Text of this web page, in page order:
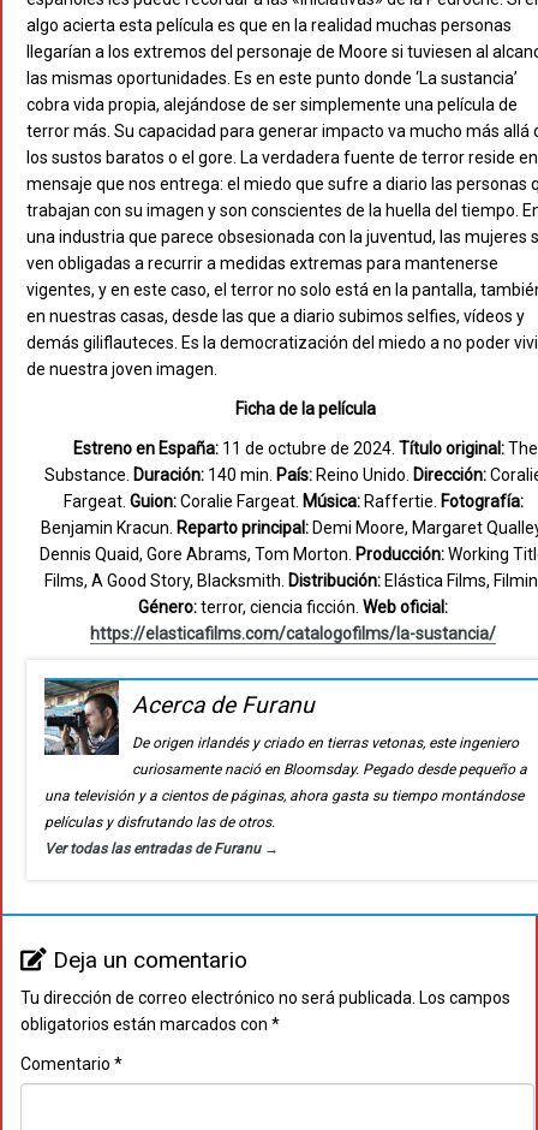
algo acierta esta película es que en la realidad muchas personas
llegarían a los extremos del personaje de Moore si tuviesen al
las mismas oportunidades. Es en este punto donde ‘La sustancia’
cobra vida propia, alejándose de ser simplemente una película de
terror más. Su capacidad para generar impacto va mucho más allá
los sustos baratos o el gore. La verdadera fuente de terror reside
mensaje que nos entrega: el miedo que sufre a diario las personas
trabajan con su imagen y son conscientes de la huella del tiempo.
una industria que parece obsesionada con la juventud, las mujeres
ven obligadas a recurrir a medidas extremas para mantenerse
vigentes, y en este caso, el terror no solo está en la pantalla,
en nuestras casas, desde las que a diario subimos selfies, vídeos y
demás giliflauteces. Es la democratización del miedo a no poder
de nuestra joven imagen.
Ficha de la película
Estreno en España:11 de octubre de 2024. Título original:The
Substance. Duración:140 min. País:Reino Unido. Dirección:
Fargeat. Guion:Coralie Fargeat. Música:Raffertie. Fotografía:
Benjamin Kracun. Reparto principal: Demi Moore, Margaret
Dennis Quaid, Gore Abrams, Tom Morton. Producción:Working
Films, A Good Story, Blacksmith. Distribución: Elástica Films,
Género:terror, ciencia ficción. Web oficial:
https://elasticafilms.com/catalogofilms/la-sustancia/
Acerca de Furanu
De origen irlandés y criado en tierras vetonas, este ingeniero
curiosamente nació en Bloomsday. Pegado desde pequeño a
una televisión y a cientos de páginas, ahora gasta su tiempo montándose
películas y disfrutando las de otros.
Ver todas las entradas de Furanu →
Deja un comentario
Tu dirección de correo electrónico no será publicada. Los campos
obligatorios están marcados con *
Comentario *